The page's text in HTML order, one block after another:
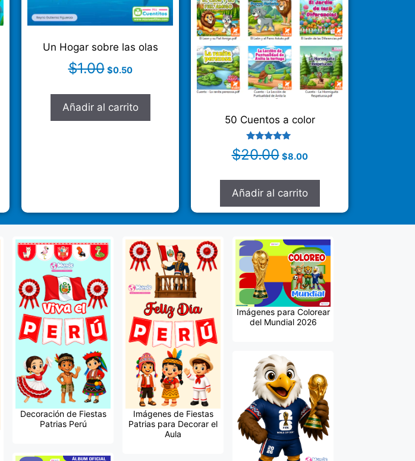
Un Hogar sobre las olas
$1.00 $0.50
Añadir al carrito
50 Cuentos a color
Valorado
con
$20.00 $8.00
Añadir al carrito
Decoración de Fiestas
Patrias Perú
Imágenes de Fiestas
Patrias para Decorar el
Aula
Imágenes para Colorear
del Mundial 2026